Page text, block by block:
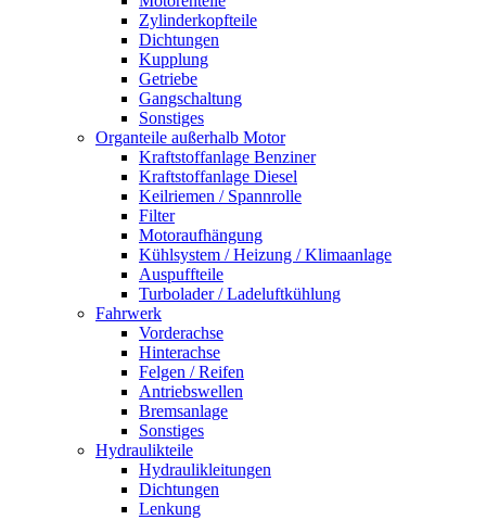
Zylinderkopfteile
Dichtungen
Kupplung
Getriebe
Gangschaltung
Sonstiges
Organteile außerhalb Motor
Kraftstoffanlage Benziner
Kraftstoffanlage Diesel
Keilriemen / Spannrolle
Filter
Motoraufhängung
Kühlsystem / Heizung / Klimaanlage
Auspuffteile
Turbolader / Ladeluftkühlung
Fahrwerk
Vorderachse
Hinterachse
Felgen / Reifen
Antriebswellen
Bremsanlage
Sonstiges
Hydraulikteile
Hydraulikleitungen
Dichtungen
Lenkung